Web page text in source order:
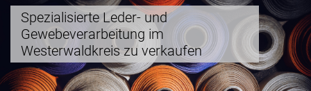
Spezialisierte Leder- und
Gewebeverarbeitung im
Westerwaldkreis zu verkaufen